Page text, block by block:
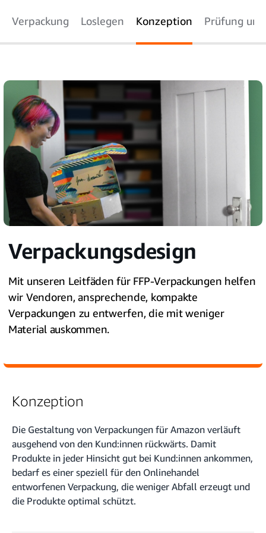
Verpackung Loslegen Konzeption Prüfung
Verpackungsdesign
Mit unseren Leitfäden für FFP-Verpackungen helfen
wir Vendoren, ansprechende, kompakte
Verpackungen zu entwerfen, die mit weniger
Material auskommen.
Konzeption
Die Gestaltung von Verpackungen für Amazon verläuft
ausgehend von den Kund:innen rückwärts. Damit
Produkte in jeder Hinsicht gut bei Kund:innen ankommen,
bedarf es einer speziell für den Onlinehandel
entworfenen Verpackung, die weniger Abfall erzeugt und
die Produkte optimal schützt.